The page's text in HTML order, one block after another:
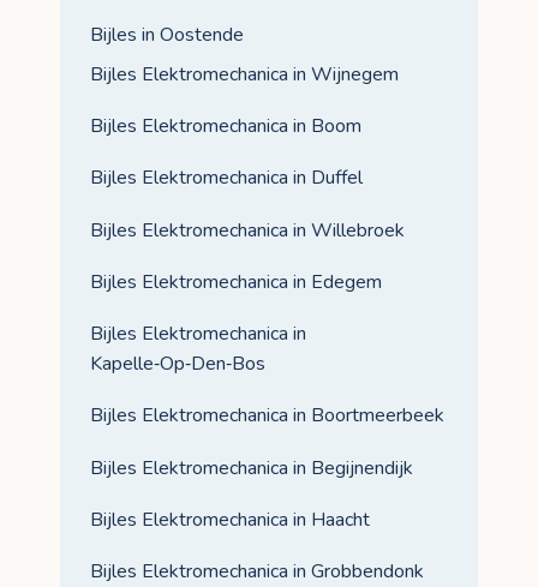
Bijles in Oostende
Bijles Elektromechanica in Wijnegem
Bijles Elektromechanica in Boom
Bijles Elektromechanica in Duffel
Bijles Elektromechanica in Willebroek
Bijles Elektromechanica in Edegem
Bijles Elektromechanica in
Kapelle‑Op‑Den‑Bos
Bijles Elektromechanica in Boortmeerbeek
Bijles Elektromechanica in Begijnendijk
Bijles Elektromechanica in Haacht
Bijles Elektromechanica in Grobbendonk